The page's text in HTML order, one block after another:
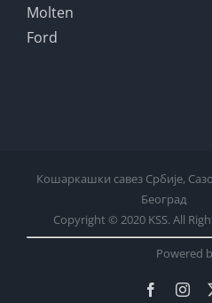
Molten
Ford
Кошаркашки савез Србије,
Београд
Copyright © 2020 KSS. All
Powered
Facebook